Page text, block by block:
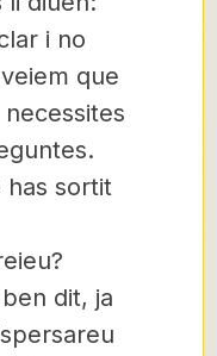
i no
que
has sortit
dit, ja